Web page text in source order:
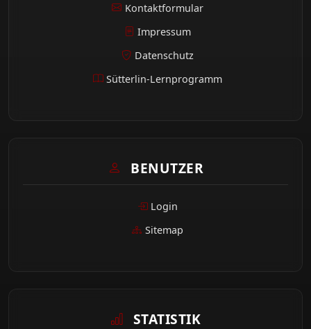
Kontaktformular
Impressum
Datenschutz
Sütterlin-Lernprogramm
BENUTZER
Login
Sitemap
STATISTIK